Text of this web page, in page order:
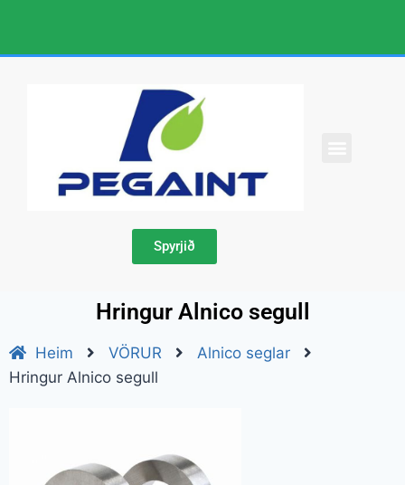
Spyrjið
Hringur Alnico segull
Heim VÖRUR
Alnico seglar
Hringur Alnico segull